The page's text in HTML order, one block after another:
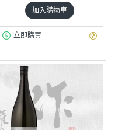
加入購物車
立即購買